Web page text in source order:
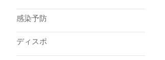
感染予防
ディスポ